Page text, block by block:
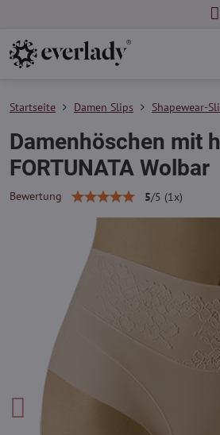
Startseite Damen Slips Shapewear-
Damenhöschen mit
FORTUNATA Wolbar
Bewertung 5/5 (1 x)